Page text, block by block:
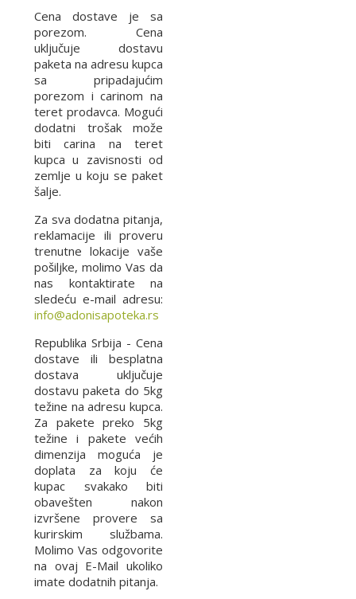
Cena dostave je sa
porezom. Cena
uključuje dostavu
paketa na adresu kupca
sa pripadajućim
porezom i carinom na
teret prodavca. Mogući
dodatni trošak može
biti carina na teret
kupca u zavisnosti od
zemlje u koju se paket
šalje.
Za sva dodatna pitanja,
reklamacije ili proveru
trenutne lokacije vaše
pošiljke, molimo Vas da
nas kontaktirate na
sledeću e-mail adresu:
info@adonisapoteka.rs
Republika Srbija - Cena
dostave ili besplatna
dostava uključuje
dostavu paketa do 5kg
težine na adresu kupca.
Za pakete preko 5kg
težine i pakete većih
dimenzija moguća je
doplata za koju će
kupac svakako biti
obavešten nakon
izvršene provere sa
kurirskim službama.
Molimo Vas odgovorite
na ovaj E-Mail ukoliko
imate dodatnih pitanja.